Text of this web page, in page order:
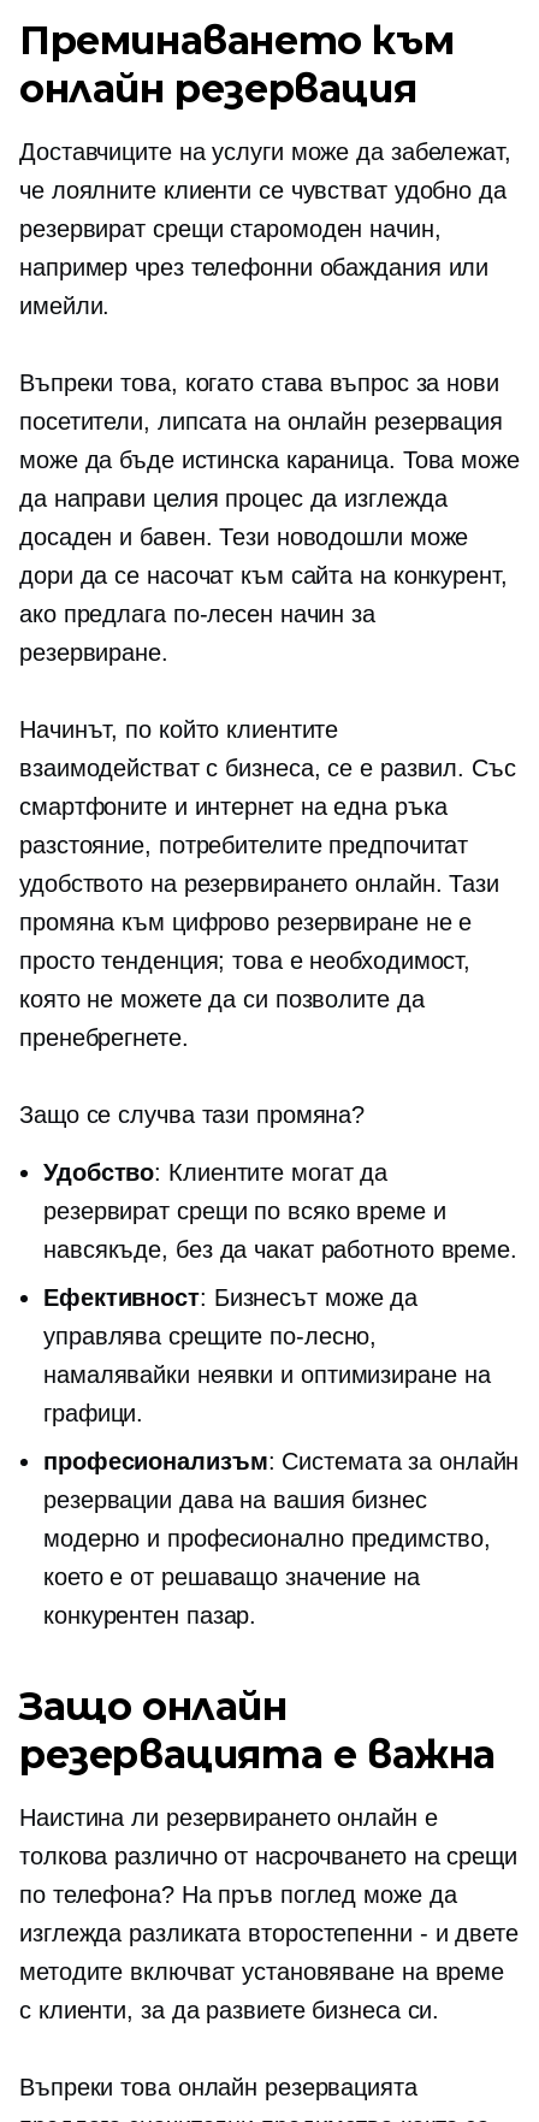
Преминаването към
онлайн резервация
Доставчиците на услуги може да забележат,
че лоялните клиенти се чувстват удобно да
резервират срещистаромоден начин,
например чрез телефонни обаждания или
имейли.
Въпреки това, когато става въпрос за нови
посетители, липсата на онлайн резервация
може да бъде истинска караница. Това може
да направи целия процес да изглежда
досаден и бавен. Тези новодошли може
дори да се насочат към сайта на конкурент,
ако предлага по-лесен начин за
резервиране.
Начинът, по който клиентите
взаимодействат с бизнеса, се е развил. Със
смартфоните и интернет на една ръка
разстояние, потребителите предпочитат
удобството на резервирането онлайн. Тази
промяна към цифрово резервиране не е
просто тенденция; това е необходимост,
която не можете да си позволите да
пренебрегнете.
Защо се случва тази промяна?
Удобство: Клиентите могат да
резервират срещи по всяко време и
навсякъде, без да чакат работното време.
Ефективност: Бизнесът може да
управлява срещите по-лесно,
намалявайки неявки и оптимизиране на
графици.
професионализъм: Системата за онлайн
резервации дава на вашия бизнес
модерно и професионално предимство,
което е от решаващо значение на
конкурентен пазар.
Защо онлайн
резервацията е важна
Наистина ли резервирането онлайн е
толкова различно от насрочването на срещи
по телефона? На пръв поглед може да
изглежда разликата второстепенни - и двете
методите включват установяване на време
с клиенти, за да развиете бизнеса си.
Въпреки това онлайн резервацията